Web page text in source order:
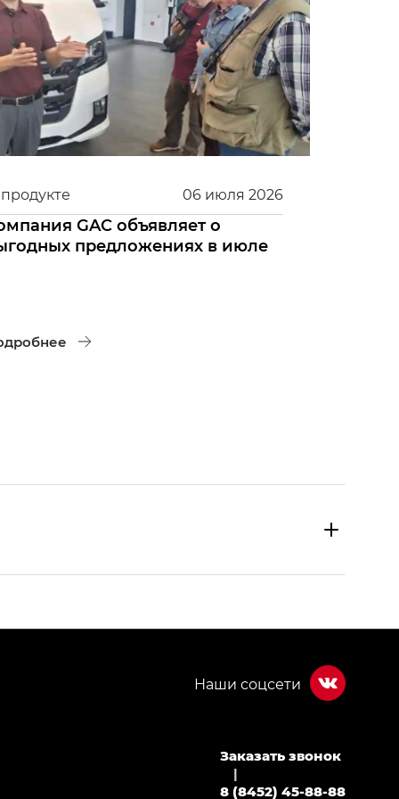
06 июля 2026
GAC объявляет о
предложениях в июле
— GX PREMIUM, Джи Эти — GT, Джи Эль —
Заказать звонок
|
8 (8452) 45-88-88